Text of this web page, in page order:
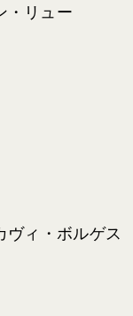
リュー
ィ・ボルゲス